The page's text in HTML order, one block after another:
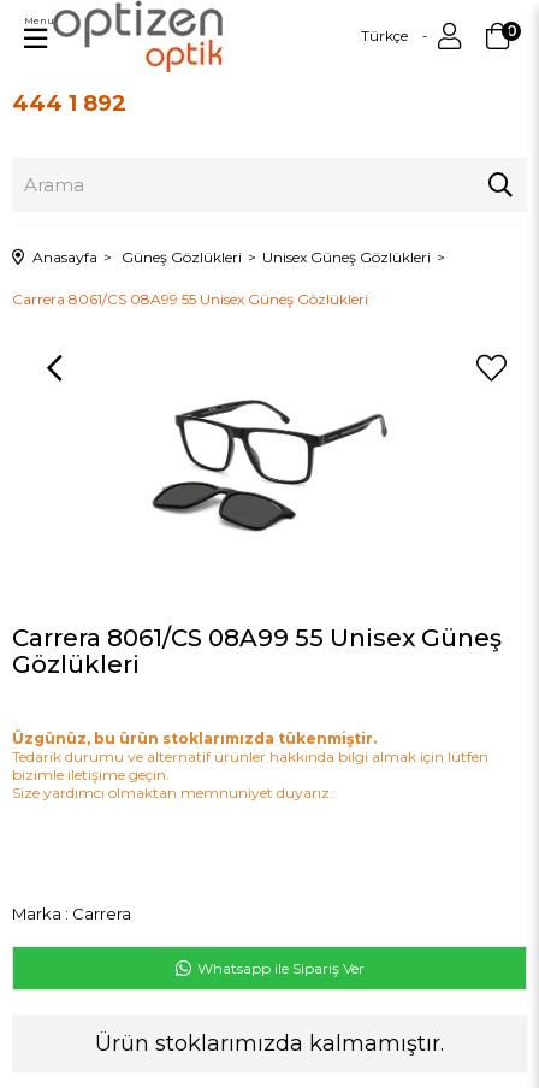
444 1 892
Türkçe 0
Menu
Anasayfa Güneş Gözlükleri Unisex Güneş Gözlükleri
Carrera 8061/CS 08A99 55 Unisex Güneş Gözlükleri
Carrera 8061/CS 08A99 55 Unisex Güneş
Gözlükleri
Üzgünüz, bu ürün stoklarımızda tükenmiştir.
Tedarik durumu ve alternatif ürünler hakkında bilgi almak için lütfen
bizimle iletişime geçin.
Size yardımcı olmaktan memnuniyet duyarız.
Marka : Carrera
Whatsapp ile Sipariş Ver
Ürün stoklarımızda kalmamıştır.